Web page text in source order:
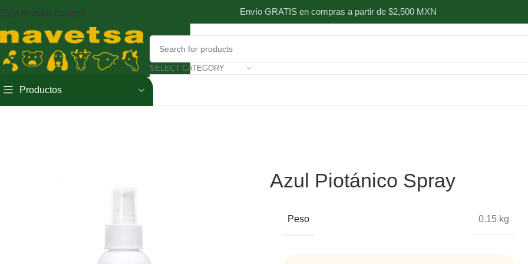
Skip to main content Envío GRATIS en compras a partir de $2,500 MXN
SELECT CATEGORY
Productos
Azul Piotánico Spray
Peso 0.15 kg